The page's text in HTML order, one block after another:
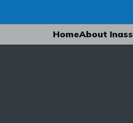
HomeAbout Inass